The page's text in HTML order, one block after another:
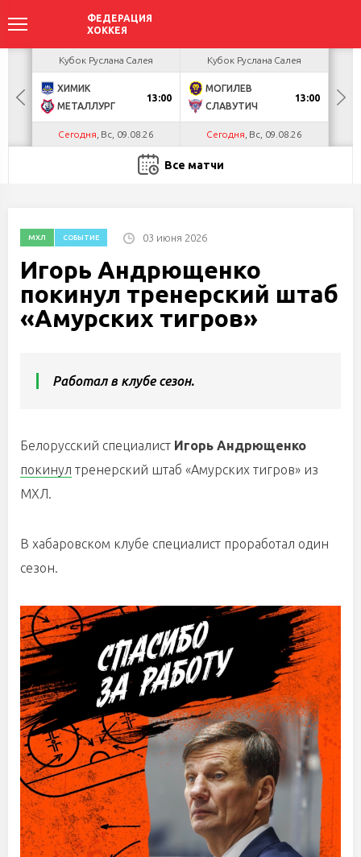
БУЛ
Кубок Руслана Салея
ХИМИК
МЕТАЛЛУРГ
13:00
Сегодня , Вс, 09.08.26
Кубок Руслана Салея
МОГИЛЕВ
СЛАВУТИЧ
13:00
Сегодня , Вс, 09.08.26
Все матчи
МХЛ СОБЫТИЕ 03 июня 2026
Игорь Андрющенко
покинул тренерский штаб
«Амурских тигров»
Работал в клубе сезон.
Белорусский специалист Игорь Андрющенко
покинул тренерский штаб «Амурских тигров» из
МХЛ.
В хабаровском клубе специалист проработал один
сезон.